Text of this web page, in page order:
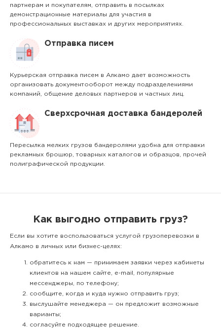
партнерам и покупателям, отправить в посылках
демонстрационные материалы для участия в
профессиональных выставках и других мероприятиях.
Отправка писем
Курьерская отправка писем в Алкамо дает возможность
организовать документооборот между подразделениями
компаний, общение деловых партнеров и частных лиц.
Сверхсрочная доставка бандеролей
Пересылка мелких грузов бандеролями удобна для отправки
рекламных брошюр, товарных каталогов и образцов, прочей
полиграфической продукции.
Как выгодно отправить груз?
Если вы хотите воспользоваться услугой грузоперевозки в
Алкамо в личных или бизнес-целях:
обратитесь к нам — принимаем заявки через кабинеты
клиентов на нашем сайте, e-mail, популярные
мессенджеры, по телефону;
сообщите, когда и куда нужно отправить груз;
выслушайте менеджера — он предложит возможные
варианты;
согласуйте подходящее решение.